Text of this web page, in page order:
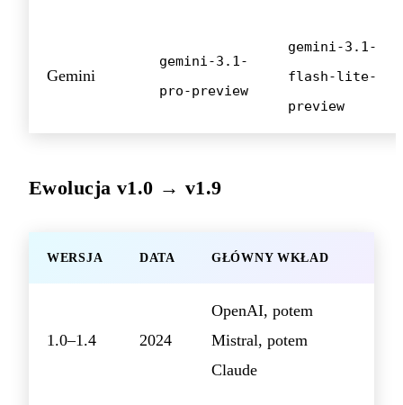
Gemini
gemini-3.1-
pro-preview
gemini-3.1-
flash-lite-
preview
Ewolucja v1.0 → v1.9
WERSJA DATA GŁÓWNY WKŁAD
1.0–1.4 2024
OpenAI, potem
Mistral, potem
Claude